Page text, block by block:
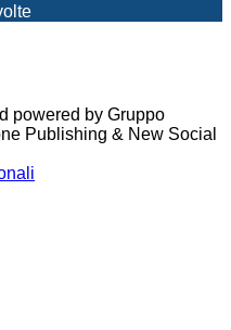
powered by Gruppo
Publishing & New Social